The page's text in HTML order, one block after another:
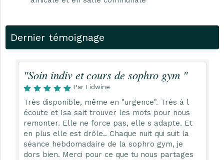
Dernier témoignage
"Soin indiv et cours de sophro gym "
Par Lidwine
Très disponible, même en "urgence". Très à l
écoute et Isa sait trouver les mots pour nous
remonter. Elle ne force pas, elle s adapte. Et
en plus elle est drôle.. Chaque nuit qui suit la
séance hebdomadaire de la sophro gym, je
dors bien. Merci pour ce que tu nous partages